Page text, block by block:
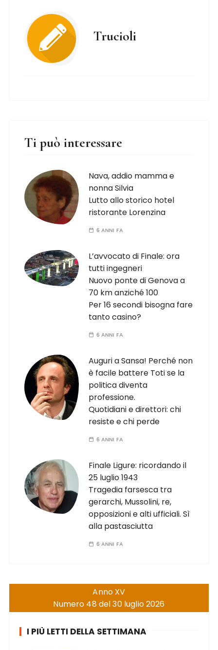
Trucioli
Ti può interessare
Nava, addio mamma e
nonna Silvia
Lutto allo storico hotel
ristorante Lorenzina
6 ANNI FA
L’avvocato di Finale: ora
tutti ingegneri
Nuovo ponte di Genova a
70 km anziché 100
Per 16 secondi bisogna fare
tanto casino?
6 ANNI FA
Auguri a Sansa! Perché non
è facile battere Toti se la
politica diventa
professione.
Quotidiani e direttori: chi
resiste e chi perde
6 ANNI FA
Finale Ligure: ricordando il
25 luglio 1943
Tragedia farsesca tra
gerarchi, Mussolini, re,
opposizioni e alti ufficiali. Sì
alla pastasciutta
6 ANNI FA
Anno XV
Numero 48 del 30 luglio 2026
I PIÙ LETTI DELLA SETTIMANA